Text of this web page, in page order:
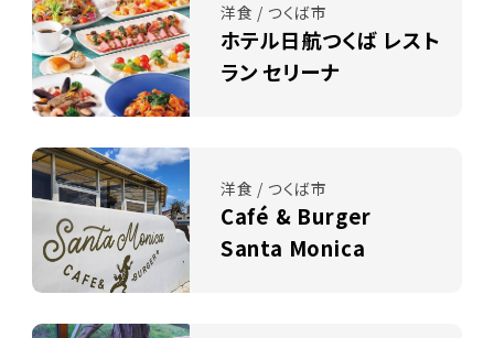
洋食 / つくば市
ホテル日航つくば レスト
ラン セリーナ
洋食 / つくば市
Café & Burger
Santa Monica